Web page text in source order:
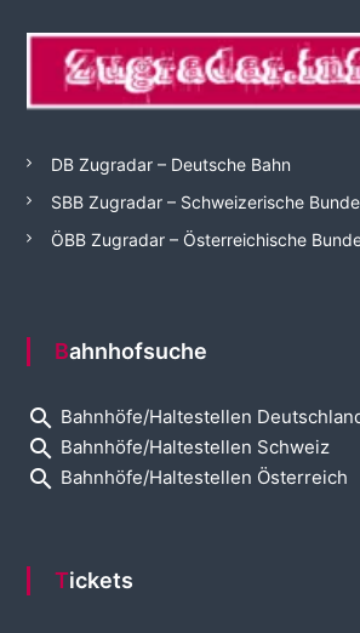
DB Zugradar – Deutsche Bahn
SBB Zugradar – Schweizerische
ÖBB Zugradar – Österreichische
Bahnhofsuche
search Bahnhöfe/Haltestellen
search Bahnhöfe/Haltestellen Schweiz
search Bahnhöfe/Haltestellen Österreich
Tickets